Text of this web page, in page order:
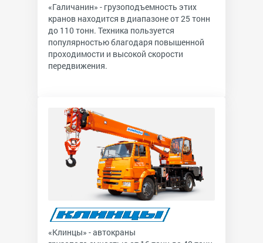
«Галичанин» - грузоподъемность этих
кранов находится в диапазоне от 25 тонн
до 110 тонн. Техника пользуется
популярностью благодаря повышенной
проходимости и высокой скорости
передвижения.
«Клинцы» - автокраны